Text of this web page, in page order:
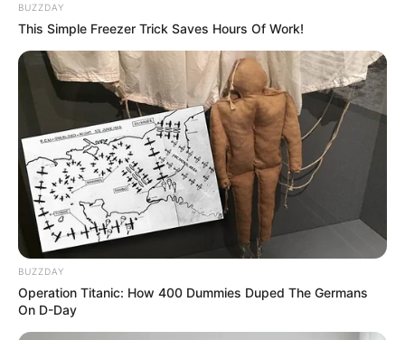
INSPIRASI
Motif Batik Lasem, Tercipta dari
Kombinasi Budaya Tionghoa
dan Nusantara
Penulis:resti |2 Februari 2024
BUZZDAY
This Simple Freezer Trick Saves Hours Of Work!
BUZZDAY
Operation Titanic: How 400 Dummies Duped The Germans
On D-Day